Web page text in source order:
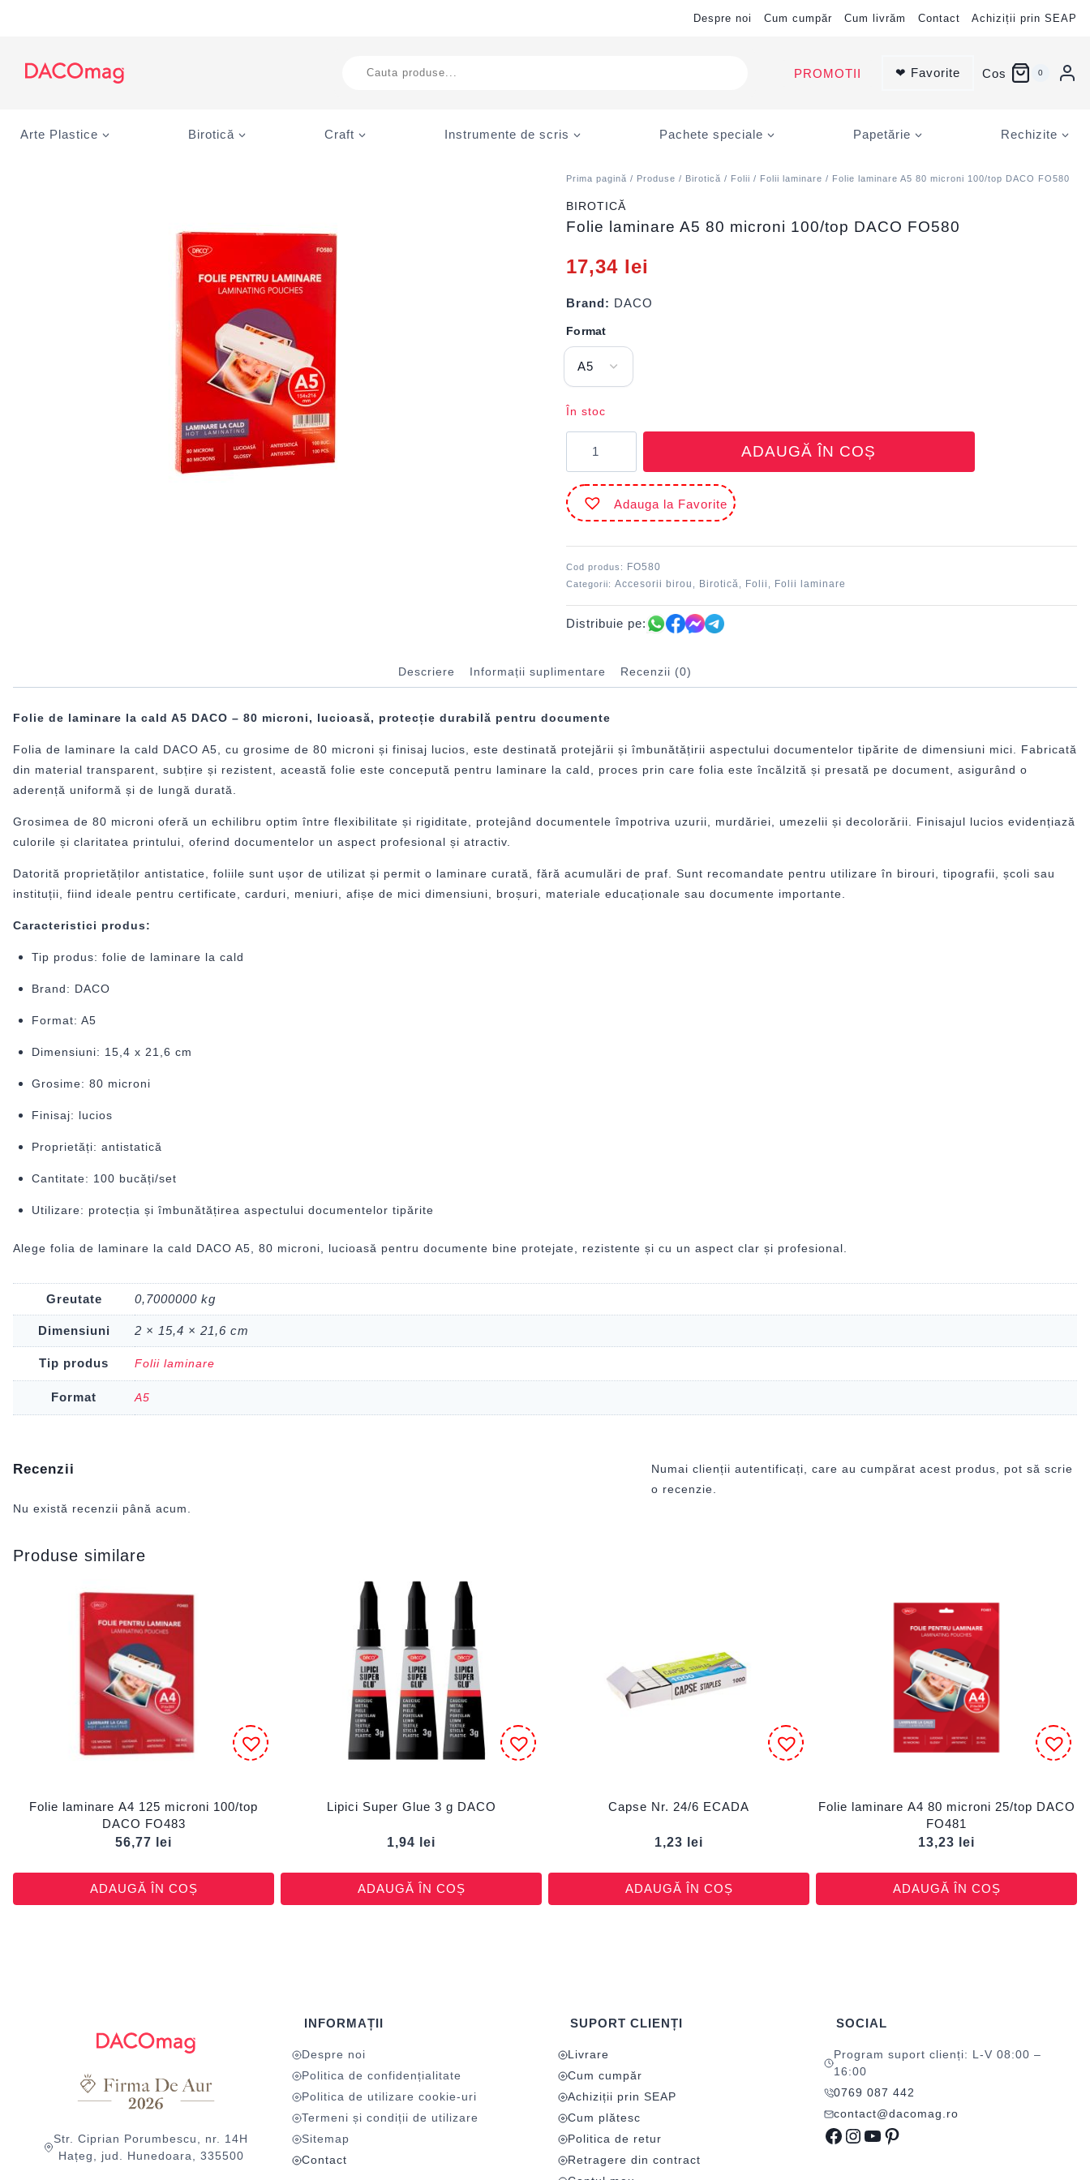
Despre noi Cum cumpăr Cum livrăm Contact Achiziții prin SEAP
search
PROMOTII ❤ Favorite Cos 0
Arte Plastice Birotică Craft Instrumente de scris Pachete speciale Papetărie Rechizite
Prima pagină / Produse / Birotică / Folii / Folii laminare / Folie laminare A5 80 microni 100/top DACO FO580
BIROTICĂ
Folie laminare A5 80 microni 100/top DACO FO580
17,34 lei
Brand: DACO
Format
În stoc
Folie
laminare
A5
80
microni
FO580
ADAUGĂ ÎN COȘ
Adauga la Favorite
Cod produs: FO580
Categorii:Accesorii birou Birotică Folii Folii laminare
Distribuie pe:
Descriere Informații suplimentare Recenzii (0)
Folie de laminare la cald A5 DACO – 80 microni, lucioasă, protecție durabilă pentru documente
Folia de laminare la cald DACO A5, cu grosime de 80 microni și finisaj lucios, este destinată protejării și îmbunătățirii aspectului documentelor tipărite de dimensiuni mici. Fabricată
din material transparent, subțire și rezistent, această folie este concepută pentru laminare la cald, proces prin care folia este încălzită și presată pe document, asigurând o
aderență uniformă și de lungă durată.
Grosimea de 80 microni oferă un echilibru optim între flexibilitate și rigiditate, protejând documentele împotriva uzurii, murdăriei, umezelii și decolorării. Finisajul lucios evidențiază
culorile și claritatea printului, oferind documentelor un aspect profesional și atractiv.
Datorită proprietăților antistatice, foliile sunt ușor de utilizat și permit o laminare curată, fără acumulări de praf. Sunt recomandate pentru utilizare în birouri, tipografii, școli sau
instituții, fiind ideale pentru certificate, carduri, meniuri, afișe de mici dimensiuni, broșuri, materiale educaționale sau documente importante.
Caracteristici produs:
Tip produs: folie de laminare la cald
Brand: DACO
Format: A5
Dimensiuni: 15,4 x 21,6 cm
Grosime: 80 microni
Finisaj: lucios
Proprietăți: antistatică
Cantitate: 100 bucăți/set
Utilizare: protecția și îmbunătățirea aspectului documentelor tipărite
Alege folia de laminare la cald DACO A5, 80 microni, lucioasă pentru documente bine protejate, rezistente și cu un aspect clar și profesional.
Greutate 0,7000000 kg
Dimensiuni 2 × 15,4 × 21,6 cm
Tip produs Folii laminare
Format A5
Recenzii
Nu există recenzii până acum.
Numai clienții autentificați, care au cumpărat acest produs, pot să scrie
o recenzie.
Produse similare
Folie laminare A4 125 microni 100/top
DACO FO483
56,77
lei
ADAUGĂ ÎN COȘ
Lipici Super Glue 3 g DACO
1,94 lei
ADAUGĂ ÎN COȘ
Capse Nr. 24/6 ECADA
1,23 lei
ADAUGĂ ÎN COȘ
Folie laminare A4 80 microni 25/top DACO
FO481
13,23
lei
ADAUGĂ ÎN COȘ
Str. Ciprian Porumbescu, nr. 14H
Hațeg, jud. Hunedoara, 335500
INFORMAȚII
Despre noi
Politica de confidențialitate
Politica de utilizare cookie-uri
Termeni și condiții de utilizare
Sitemap
Contact
SUPORT CLIENȚI
Livrare
Cum cumpăr
Achiziții prin SEAP
Cum plătesc
Politica de retur
Retragere din contract
SOCIAL
Program suport clienți: L-V 08:00 –
16:00
0769 087 442
contact@dacomag.ro
Facebook
Instagram
YouTube
Pinterest